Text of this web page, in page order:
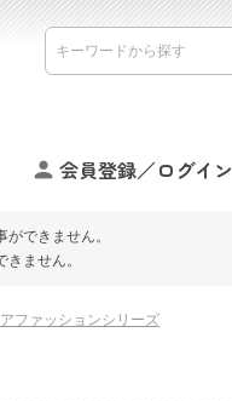
会員登録／ログイン
できません。
ません。
ファッションシリーズ